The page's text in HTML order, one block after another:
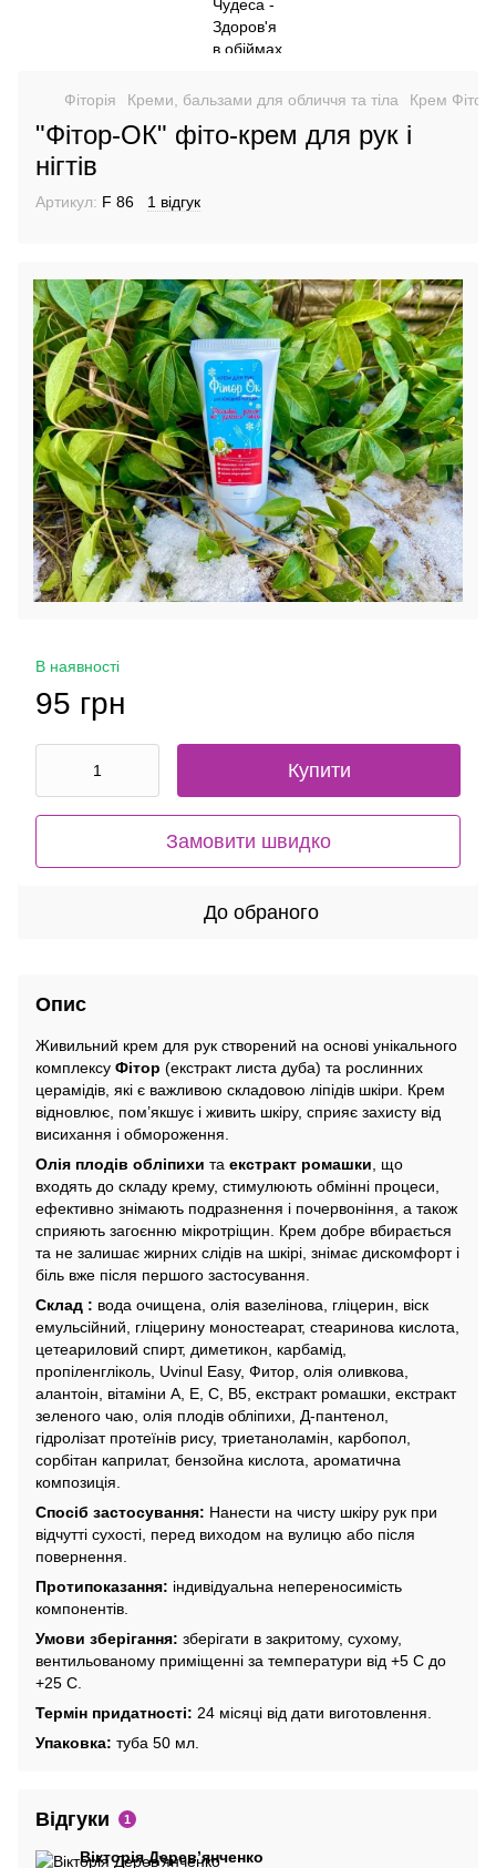
Фіторія Креми, бальзами для обличчя та тіла Крем
"Фітор-ОК" фіто-крем для рук і
нігтів
Артикул: F 86 1 відгук
В наявності
95 грн
Купити
Замовити швидко
До обраного
Опис
Живильний крем для рук створений на основі унікального
комплексу Фітор (екстракт листа дуба) та рослинних
церамідів, які є важливою складовою ліпідів шкіри. Крем
відновлює, пом’якшує і живить шкіру, сприяє захисту від
висихання і обмороження.
Олія плодів обліпихи та екстракт ромашки , що
входять до складу крему, стимулюють обмінні процеси,
ефективно знімають подразнення і почервоніння, а також
сприяють загоєнню мікротріщин. Крем добре вбирається
та не залишає жирних слідів на шкірі, знімає дискомфорт і
біль вже після першого застосування.
Склад : вода очищена, олія вазелінова, гліцерин, віск
емульсійний, гліцерину моностеарат, стеаринова кислота,
цетеариловий спирт, диметикон, карбамід,
пропіленгліколь, Uvinul Easy, Фитор, олія оливкова,
алантоін, вітаміни А, Е, С, В5, екстракт ромашки, екстракт
зеленого чаю, олія плодів обліпихи, Д-пантенол,
гідролізат протеїнів рису, триетаноламін, карбопол,
сорбітан каприлат, бензойна кислота, ароматична
композиція.
Спосіб застосування: Нанести на чисту шкіру рук при
відчутті сухості, перед виходом на вулицю або після
повернення.
Протипоказання: індивідуальна непереносимість
компонентів.
Умови зберігання: зберігати в закритому, сухому,
вентильованому приміщенні за температури від +5 С до
+25 С.
Термін придатності: 24 місяці від дати виготовлення.
Упаковка: туба 50 мл.
Відгуки 1
Вікторія Деревʼянченко